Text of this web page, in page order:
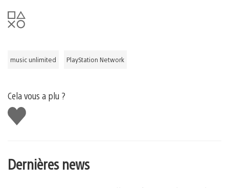
music unlimited PlayStation Network
Cela vous a plu ?
J'aime
Dernières news